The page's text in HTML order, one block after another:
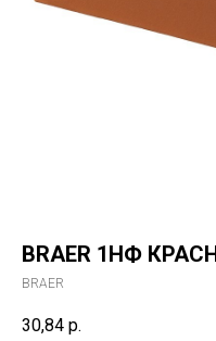
BRAER 1НФ
BRAER
30,84 р.